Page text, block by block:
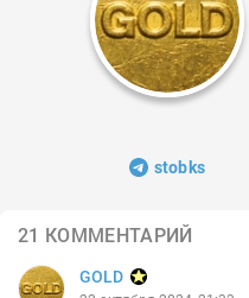
stobks
21 КОММЕНТАРИЙ
GOLD